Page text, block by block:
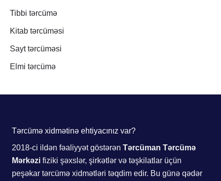
Tibbi tərcümə
Kitab tərcüməsi
Sayt tərcüməsi
Elmi tərcümə
Tərcümə xidmətinə ehtiyacınız var?
2018-ci ildən fəaliyyət göstərən Tərcüman Tərcümə
Mərkəzi fiziki şəxslər, şirkətlər və təşkilatlar üçün
peşəkar tərcümə xidmətləri təqdim edir. Bu günə qədər